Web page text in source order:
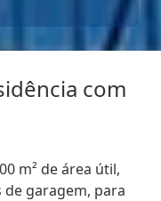
com
m² de área útil,
de garagem, para